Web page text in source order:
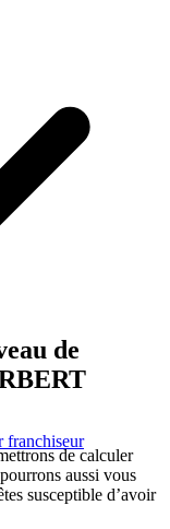
franchiseur
de
de calculer
aussi vous
susceptible d’avoir